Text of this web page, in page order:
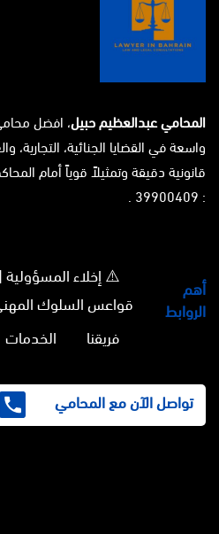
المحامي عبدالعظيم حبيل، افضل
واسعة في القضايا الجنائية، التجارية،
قانونية دقيقة وتمثيلاً قوياً أمام
: 39900409 .
أهم
الروابط
⚠️ إخلاء
قواعس السلوك
فريقنا
الخدمات
تواصل الآن مع المحامي